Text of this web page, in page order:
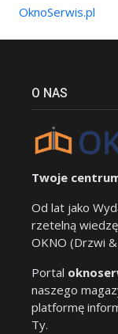
OknoSerwis.pl
O NAS
Twoje
Od lat jako
rzetelną
OKNO (Drzwi
Portal
naszego
platformę
Ty.